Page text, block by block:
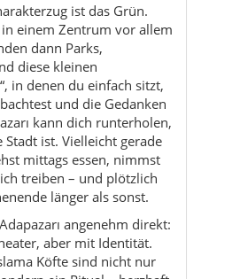
ist das Grün.
einem Zentrum vor allem
dann Parks,
diese kleinen
in denen du einfach sitzt,
und die Gedanken
kann dich runterholen,
Stadt ist. Vielleicht gerade
mittags essen, nimmst
treiben – und plötzlich
länger als sonst.
angenehm direkt:
aber mit Identität.
Köfte sind nicht nur